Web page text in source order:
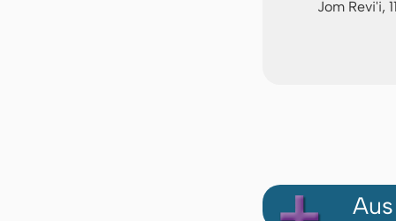
Jom Revi'i,